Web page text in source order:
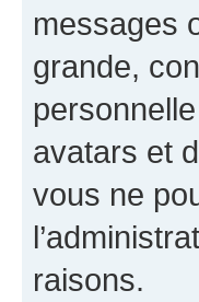
messages
grande,
avatars et
vous ne
raisons.